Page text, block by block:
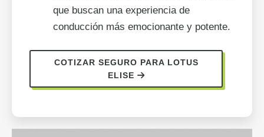
que buscan una experiencia de
conducción más emocionante y potente.
COTIZAR SEGURO PARA LOTUS
ELISE